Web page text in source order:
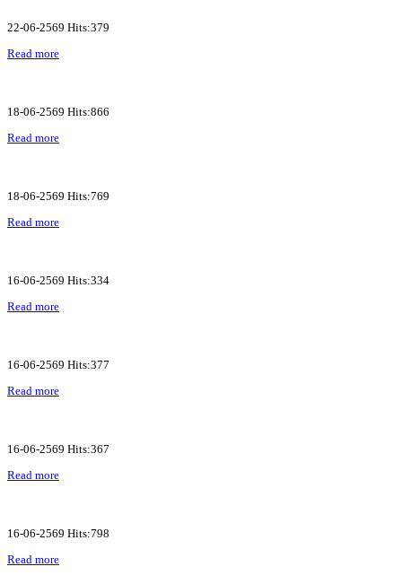
22-06-2569 Hits:379
Read more
18-06-2569 Hits:866
Read more
18-06-2569 Hits:769
Read more
16-06-2569 Hits:334
Read more
16-06-2569 Hits:377
Read more
16-06-2569 Hits:367
Read more
16-06-2569 Hits:798
Read more